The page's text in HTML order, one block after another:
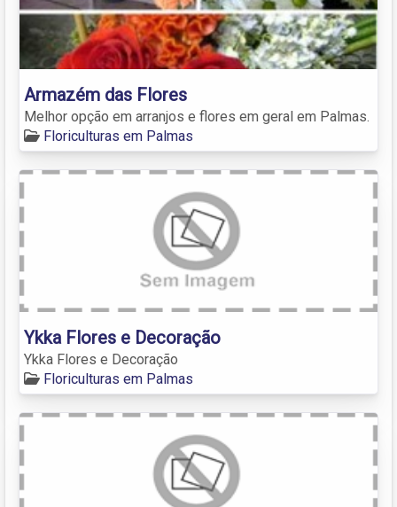
Armazém das Flores
Melhor opção em arranjos e flores em geral em Palmas.
Floriculturas em Palmas
Ykka Flores e Decoração
Ykka Flores e Decoração
Floriculturas em Palmas